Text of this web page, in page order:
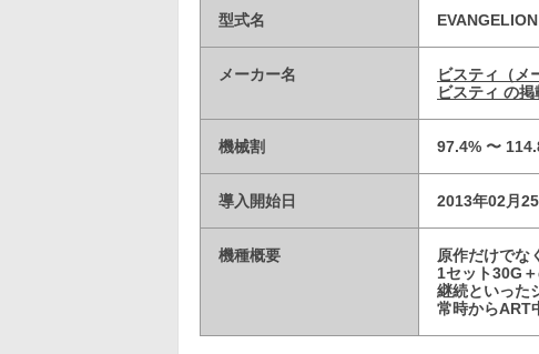
型式名
メーカー名
ビスティ（メ
ビスティ の
機械割 97.4% 〜
導入開始日 2013年02月25
機種概要
原作だけでな
1セット30G
継続といった
常時からART